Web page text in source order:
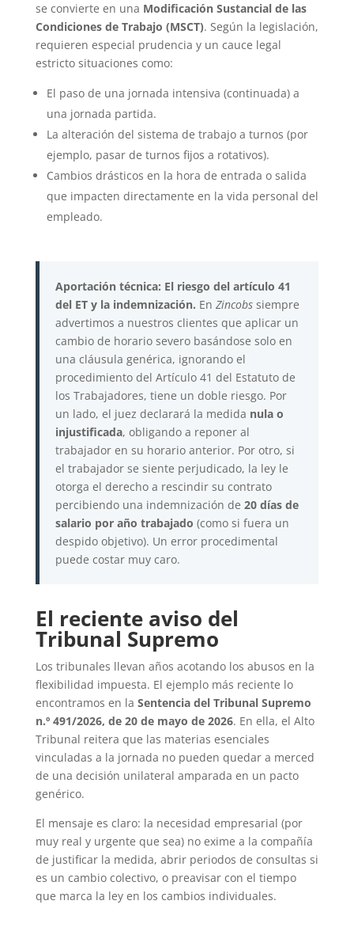
se convierte en una Modificación Sustancial de las
Condiciones de Trabajo (MSCT). Según la legislación,
requieren especial prudencia y un cauce legal
estricto situaciones como:
El paso de una jornada intensiva (continuada) a
una jornada partida.
La alteración del sistema de trabajo a turnos (por
ejemplo, pasar de turnos fijos a rotativos).
Cambios drásticos en la hora de entrada o salida
que impacten directamente en la vida personal del
empleado.
Aportación técnica: El riesgo del artículo 41
del ET y la indemnización. En Zincobssiempre
advertimos a nuestros clientes que aplicar un
cambio de horario severo basándose solo en
una cláusula genérica, ignorando el
procedimiento del Artículo 41 del Estatuto de
los Trabajadores, tiene un doble riesgo. Por
un lado, el juez declarará la medida nula o
injustificada, obligando a reponer al
trabajador en su horario anterior. Por otro, si
el trabajador se siente perjudicado, la ley le
otorga el derecho a rescindir su contrato
percibiendo una indemnización de 20 días de
salario por año trabajado (como si fuera un
despido objetivo). Un error procedimental
puede costar muy caro.
El reciente aviso del
Tribunal Supremo
Los tribunales llevan años acotando los abusos en la
flexibilidad impuesta. El ejemplo más reciente lo
encontramos en la Sentencia del Tribunal Supremo
n.º 491/2026, de 20 de mayo de 2026. En ella, el Alto
Tribunal reitera que las materias esenciales
vinculadas a la jornada no pueden quedar a merced
de una decisión unilateral amparada en un pacto
genérico.
El mensaje es claro: la necesidad empresarial (por
muy real y urgente que sea) no exime a la compañía
de justificar la medida, abrir periodos de consultas si
es un cambio colectivo, o preavisar con el tiempo
que marca la ley en los cambios individuales.